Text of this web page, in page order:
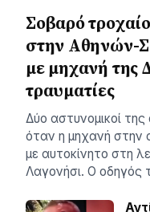
Σοβαρό
στην Αθηνών-
με μηχανή της
τραυματίες
Δύο αστυνομικοί
όταν η μηχανή στην
με αυτοκίνητο στη
Λαγονήσι. Ο οδηγός